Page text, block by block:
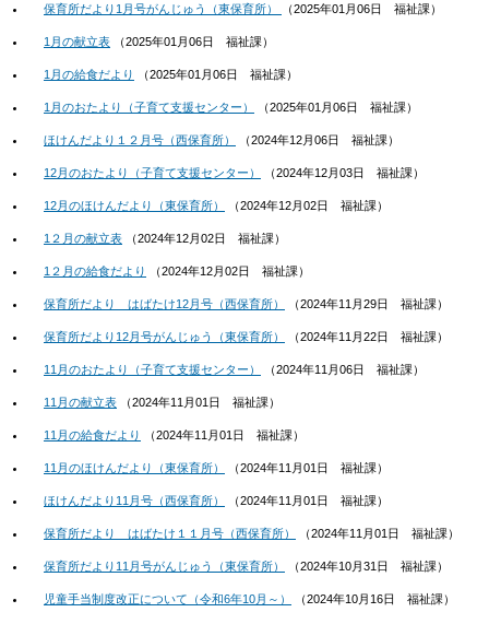
保育所だより1月号がんじゅう（東保育所） （2025年01月06日 福祉課）
1月の献立表 （2025年01月06日 福祉課）
1月の給食だより （2025年01月06日 福祉課）
1月のおたより（子育て支援センター） （2025年01月06日 福祉課）
ほけんだより１２月号（西保育所） （2024年12月06日 福祉課）
12月のおたより（子育て支援センター） （2024年12月03日 福祉課）
12月のほけんだより（東保育所） （2024年12月02日 福祉課）
1２月の献立表 （2024年12月02日 福祉課）
1２月の給食だより （2024年12月02日 福祉課）
保育所だより はばたけ12月号（西保育所） （2024年11月29日 福祉課）
保育所だより12月号がんじゅう（東保育所） （2024年11月22日 福祉課）
11月のおたより（子育て支援センター） （2024年11月06日 福祉課）
11月の献立表 （2024年11月01日 福祉課）
11月の給食だより （2024年11月01日 福祉課）
11月のほけんだより（東保育所） （2024年11月01日 福祉課）
ほけんだより11月号（西保育所） （2024年11月01日 福祉課）
保育所だより はばたけ１１月号（西保育所） （2024年11月01日 福祉課）
保育所だより11月号がんじゅう（東保育所） （2024年10月31日 福祉課）
児童手当制度改正について（令和6年10月～） （2024年10月16日 福祉課）